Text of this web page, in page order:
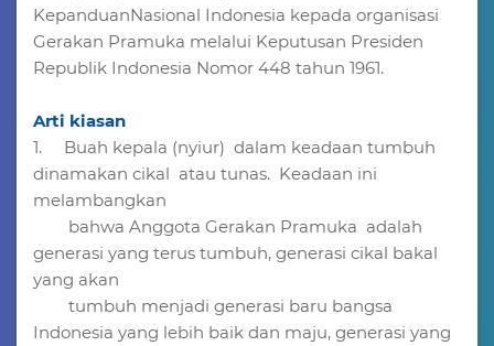
KepanduanNasional Indonesia kepada organisasi
Gerakan Pramuka melalui Keputusan Presiden
Republik Indonesia Nomor 448 tahun 1961.
Arti kiasan
1. Buah kepala (nyiur) dalam keadaan tumbuh
dinamakan cikal atau tunas. Keadaan ini
melambangkan
bahwa Anggota Gerakan Pramuka adalah
generasi yang terus tumbuh, generasi cikal bakal
yang akan
tumbuh menjadi generasi baru bangsa
Indonesia yang lebih baik dan maju, generasi yang